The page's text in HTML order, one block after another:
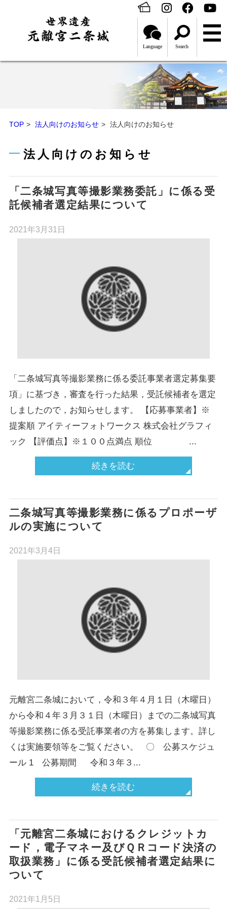
Language Search
TOP 法人向けのお知らせ 法人向けのお知らせ
法人向けのお知らせ
「二条城写真等撮影業務委託」に係る受
託候補者選定結果について
2021年3月31日
「二条城写真等撮影業務に係る委託事業者選定募集要
項」に基づき，審査を行った結果，受託候補者を選定
しましたので，お知らせします。 【応募事業者】※
提案順 アイティーフォトワークス 株式会社グラフィ
ック 【評価点】※１００点満点 順位 ...
続きを読む
二条城写真等撮影業務に係るプロポーザ
ルの実施について
2021年3月4日
元離宮二条城において，令和３年４月１日（木曜日）
から令和４年３月３１日（木曜日）までの二条城写真
等撮影業務に係る受託事業者の方を募集します。詳し
くは実施要領等をご覧ください。 〇 公募スケジュ
ール 1 公募期間 令和３年３...
続きを読む
「元離宮二条城におけるクレジットカ
ード，電子マネー及びＱＲコード決済の
取扱業務」に係る受託候補者選定結果に
ついて
2021年1月5日